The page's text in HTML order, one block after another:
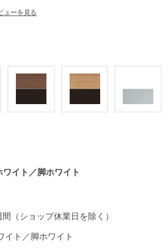
ューを見る
（ショップ休業日を除く）
イト／脚ホワイト
イト／脚ホワイト